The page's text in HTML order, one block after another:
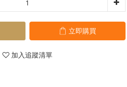
立即購買
加入追蹤清單